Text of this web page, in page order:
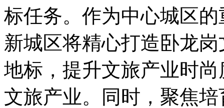
标任务。作为中心城区
新城区将精心打造卧龙
地标，提升文旅产业时
文旅产业。同时，聚焦